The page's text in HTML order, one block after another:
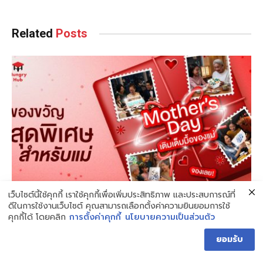
Related Posts
Mother’s Day Dine & Gift มอบของขวัญวันแม่สุด
พิเศษ ส่งตรงถึงโต๊ะ
เว็บไซต์นี้ใช้คุกกี้ เราใช้คุกกี้เพื่อเพิ่มประสิทธิภาพ และประสบการณ์ที่
ดีในการใช้งานเว็บไซต์ คุณสามารถเลือกตั้งค่าความยินยอมการใช้
คุกกี้ได้ โดยคลิก การตั้งค่าคุกกี้ นโยบายความเป็นส่วนตัว
ยอมรับ